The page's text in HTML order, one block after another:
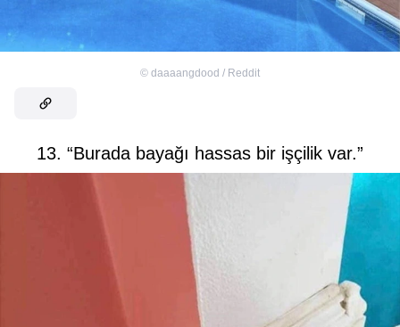
© daaaangdood / Reddit
13. “Burada bayağı hassas bir işçilik var.”